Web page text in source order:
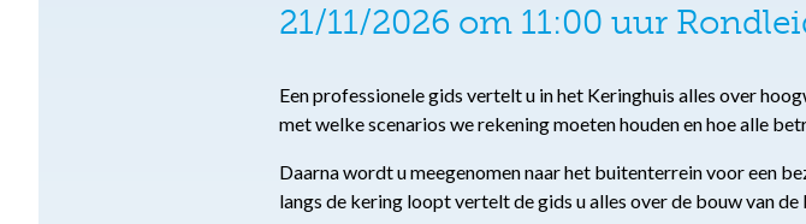
21/11/2026 om 11:00 uur
Een professionele gids vertelt u in het Keringhuis alles over
met welke scenarios we rekening moeten houden en hoe alle
Daarna wordt u meegenomen naar het buitenterrein voor een
langs de kering loopt vertelt de gids u alles over de bouw van